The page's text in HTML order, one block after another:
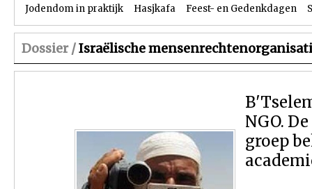
Jodendom in praktijk Hasjkafa Feest- en Gedenkdagen
Dossier /Israëlische
NGO.
groep